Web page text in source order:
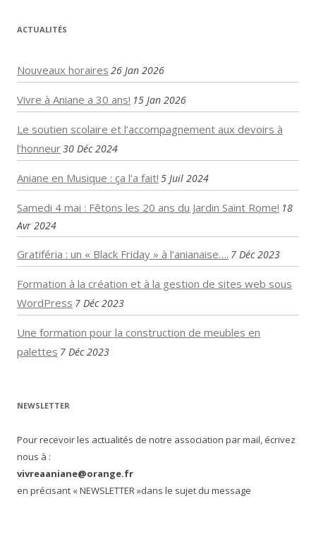
ACTUALITÉS
Nouveaux horaires 26 Jan 2026
Vivre à Aniane a 30 ans! 15 Jan 2026
Le soutien scolaire et l’accompagnement aux devoirs à
l’honneur30 Déc 2024
Aniane en Musique : ça l’a fait! 5 Juil 2024
Samedi 4 mai : Fêtons les 20 ans du Jardin Saint Rome! 18
Avr 2024
Gratiféria : un « Black Friday » à l’anianaise…. 7 Déc 2023
Formation à la création et à la gestion de sites web sous
WordPress 7 Déc 2023
Une formation pour la construction de meubles en
palettes 7 Déc 2023
NEWSLETTER
Pour recevoir les actualités de notre association par mail, écrivez
nous à :
vivreaaniane@orange.fr
en précisant « NEWSLETTER »dans le sujet du message